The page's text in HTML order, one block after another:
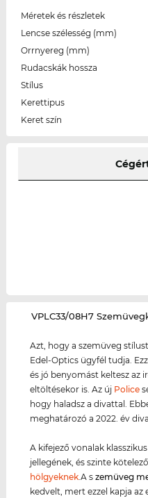
Méretek és részletek
Lencse szélesség (mm)
Orrnyereg (mm)
Rudacskák hossza
Stílus
Kerettipus
Keret szín
‌VPLC33/08H7
Azt, hogy a szemüveg
Edel-Optics ügyfél tudja.
és jó benyomást keltesz az
eltöltésekor is. Az új Police
hogy haladsz a divattal.
meghatározó a 2022. év
A kifejező vonalak
jellegének, és szinte
hölgyeknek.A szemüveg
kedvelt, mert ezzel kapja